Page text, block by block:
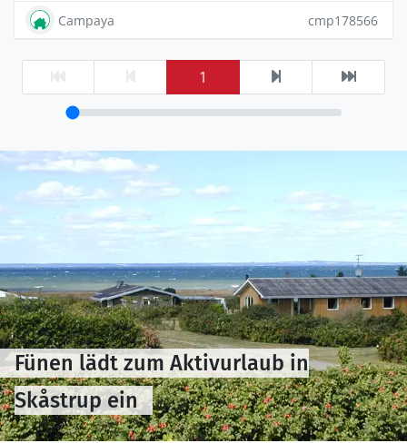
Campaya cmp178566
1
Fünen lädt zum Aktivurlaub in
Skåstrup ein